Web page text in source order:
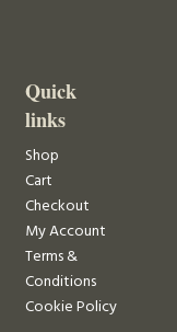
Quick
links
Shop
Cart
Checkout
My Account
Terms &
Conditions
Cookie Policy